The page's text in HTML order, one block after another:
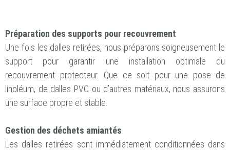
Préparation des supports pour recouvrement
Une fois les dalles retirées, nous préparons soigneusement le
support pour garantir une installation optimale du
recouvrement protecteur. Que ce soit pour une pose de
linoléum, de dalles PVC ou d’autres matériaux, nous assurons
une surface propre et stable.
Gestion des déchets amiantés
Les dalles retirées sont immédiatement conditionnées dans